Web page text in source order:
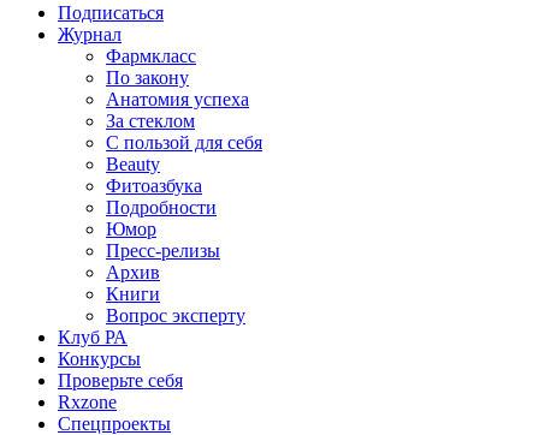
Подписаться
Журнал
Фармкласс
По закону
Анатомия успеха
За стеклом
С пользой для себя
Beauty
Фитоазбука
Подробности
Юмор
Пресс-релизы
Архив
Книги
Вопрос эксперту
Клуб РА
Конкурсы
Проверьте себя
Rxzone
Спецпроекты